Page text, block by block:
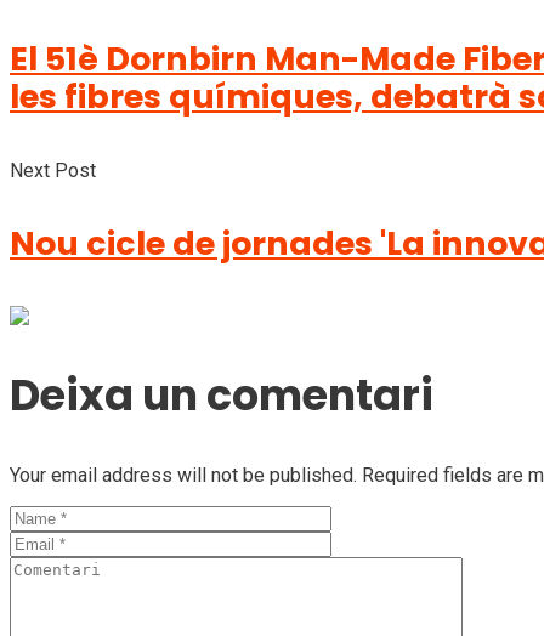
El 51è Dornbirn Man-Made
les fibres químiques, debatrà
Next Post
Nou cicle de jornades 'La
Deixa un comentari
Your email address will not be published. Required fields are